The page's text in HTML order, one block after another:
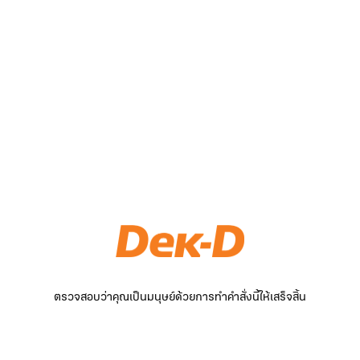
ตรวจสอบว่าคุณเป็นมนุษย์ด้วยการทำคำสั่งนี้ให้เสร็จสิ้น